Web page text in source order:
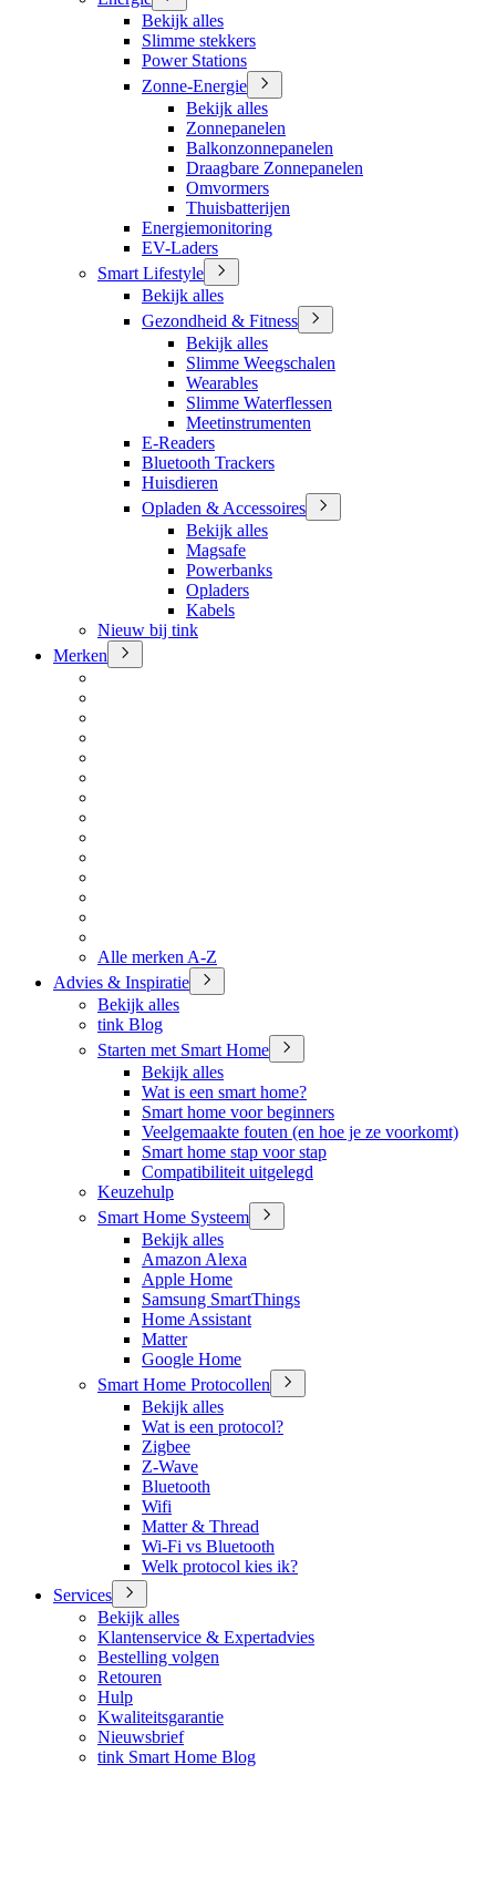
Bekijk alles
Slimme stekkers
Power Stations
Zonne-Energie
Bekijk alles
Zonnepanelen
Balkonzonnepanelen
Draagbare Zonnepanelen
Omvormers
Thuisbatterijen
Energiemonitoring
EV-Laders
Smart Lifestyle
Bekijk alles
Gezondheid & Fitness
Bekijk alles
Slimme Weegschalen
Wearables
Slimme Waterflessen
Meetinstrumenten
E-Readers
Bluetooth Trackers
Huisdieren
Opladen & Accessoires
Bekijk alles
Magsafe
Powerbanks
Opladers
Kabels
Nieuw bij tink
Merken
Alle merken A-Z
Advies & Inspiratie
Bekijk alles
tink Blog
Starten met Smart Home
Bekijk alles
Wat is een smart home?
Smart home voor beginners
Veelgemaakte fouten (en hoe je ze voorkomt)
Smart home stap voor stap
Compatibiliteit uitgelegd
Keuzehulp
Smart Home Systeem
Bekijk alles
Amazon Alexa
Apple Home
Samsung SmartThings
Home Assistant
Matter
Google Home
Smart Home Protocollen
Bekijk alles
Wat is een protocol?
Zigbee
Z-Wave
Bluetooth
Wifi
Matter & Thread
Wi-Fi vs Bluetooth
Welk protocol kies ik?
Services
Bekijk alles
Klantenservice & Expertadvies
Bestelling volgen
Retouren
Hulp
Kwaliteitsgarantie
Nieuwsbrief
tink Smart Home Blog